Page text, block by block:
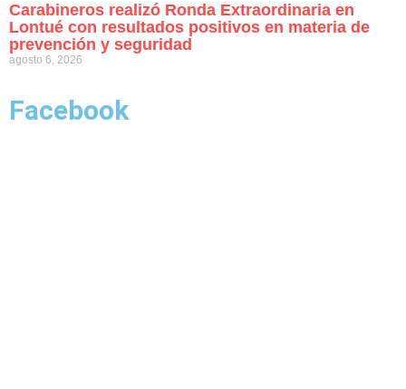
Carabineros realizó Ronda Extraordinaria en
Lontué con resultados positivos en materia de
prevención y seguridad
agosto 6, 2026
Facebook